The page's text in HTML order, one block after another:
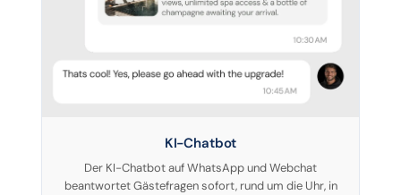
KI-Chatbot
Der KI-Chatbot auf WhatsApp und Webchat
beantwortet Gästefragen sofort, rund um die Uhr, in